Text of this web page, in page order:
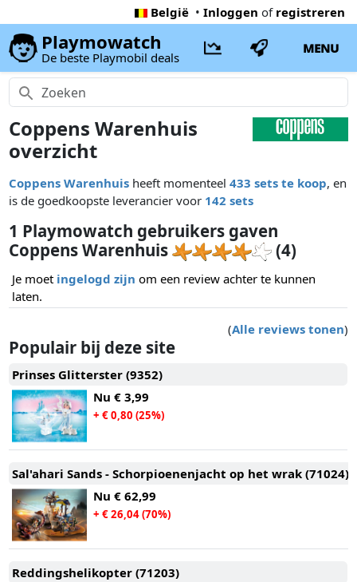
België • Inloggen of registreren
Playmowatch
De beste Playmobil deals
MENU
Coppens Warenhuis
overzicht
Coppens Warenhuis heeft momenteel433 sets te koop, en
is de goedkoopste leverancier voor 142 sets
1 Playmowatch gebruikers gaven
Coppens Warenhuis
(4)
Je moet ingelogd zijn om een review achter te kunnen
laten.
(Alle reviews tonen)
Populair bij deze site
Prinses Glitterster (9352)
Nu € 3,99
+ € 0,80 (25%)
Sal'ahari Sands - Schorpioenenjacht op het wrak (71024)
Nu € 62,99
+ € 26,04 (70%)
Reddingshelikopter (71203)